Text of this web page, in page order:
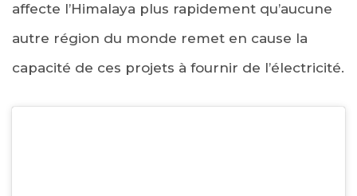
affecte l’Himalaya plus rapidement qu’aucune
autre région du monde remet en cause la
capacité de ces projets à fournir de l’électricité.